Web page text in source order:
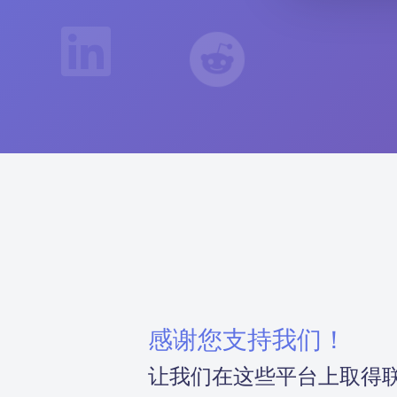
感谢您支持我们！
让我们在这些平台上取得